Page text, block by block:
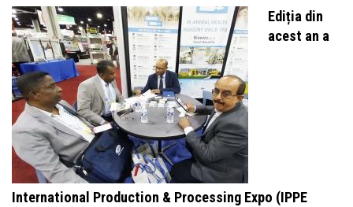
Ediția din
acest an a
International Production & Processing Expo (IPPE